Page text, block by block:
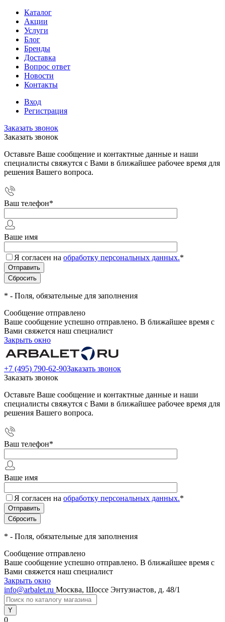
Каталог
Акции
Услуги
Блог
Бренды
Доставка
Вопрос ответ
Новости
Контакты
Вход
Регистрация
Заказать звонок
Заказать звонок
Оставьте Ваше сообщение и контактные данные и наши
специалисты свяжутся с Вами в ближайшее рабочее время для
решения Вашего вопроса.
Ваш телефон*
Ваше имя
Я согласен на обработку персональных данных.*
* - Поля, обязательные для заполнения
Сообщение отправлено
Ваше сообщение успешно отправлено. В ближайшее время с
Вами свяжется наш специалист
Закрыть окно
+7 (495) 790-62-90Заказать звонок
Заказать звонок
Оставьте Ваше сообщение и контактные данные и наши
специалисты свяжутся с Вами в ближайшее рабочее время для
решения Вашего вопроса.
Ваш телефон*
Ваше имя
Я согласен на обработку персональных данных.*
* - Поля, обязательные для заполнения
Сообщение отправлено
Ваше сообщение успешно отправлено. В ближайшее время с
Вами свяжется наш специалист
Закрыть окно
info@arbalet.ru Москва, Шоссе Энтузиастов, д. 48/1
0